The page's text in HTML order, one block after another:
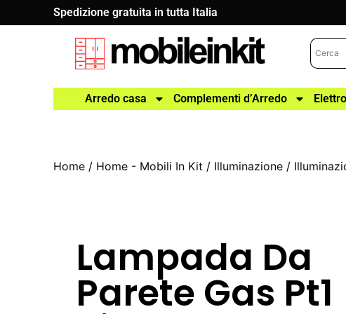
Spedizione gratuita in tutta Italia
Arredo casa Complementi d’Arredo
Home / Home - Mobili In Kit / Illuminazione /
Lampada Da
Parete Gas Pt1